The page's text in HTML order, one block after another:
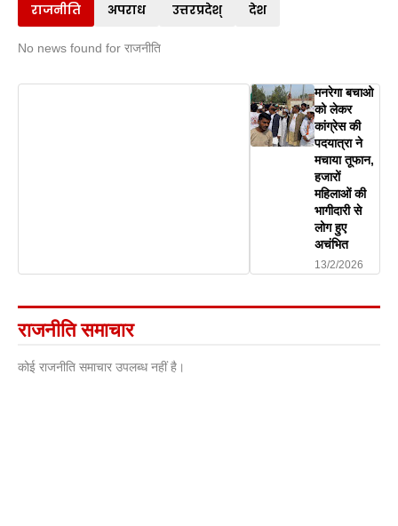
राजनीति अपराध उत्तरप्रदेश् देश
No news found for राजनीति
मनरेगा बचाओ
को लेकर
कांग्रेस की
पदयात्रा ने
मचाया तूफान,
हजारों
महिलाओं की
भागीदारी से
लोग हुए
अचंभित
13/2/2026
राजनीति समाचार
कोई राजनीति समाचार उपलब्ध नहीं है।